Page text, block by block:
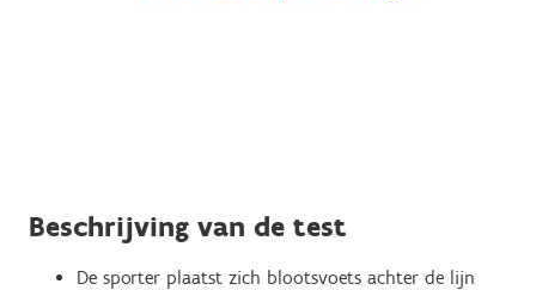
Beschrijving van de test
De sporter plaatst zich blootsvoets achter de lijn